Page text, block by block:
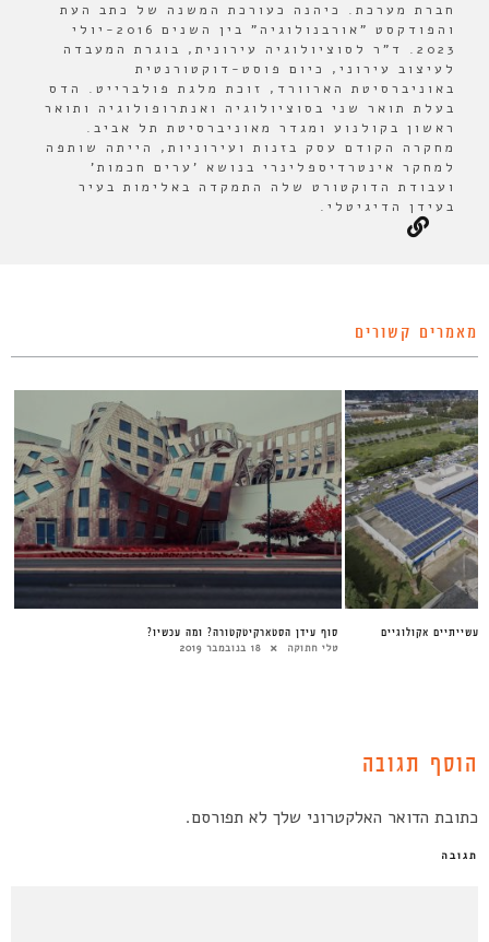
חברת מערכת. כיהנה כעורכת המשנה של כתב העת
והפודקסט "אורבנולוגיה" בין השנים 2016-יולי
2023. ד"ר לסוציולוגיה עירונית, בוגרת המעבדה
לעיצוב עירוני, כיום פוסט-דוקטורנטית
באוניברסיטת הארוורד, זוכת מלגת פולברייט. הדס
בעלת תואר שני בסוציולוגיה ואנתרופולוגיה ותואר
ראשון בקולנוע ומגדר מאוניברסיטת תל אביב.
מחקרה הקודם עסק בזנות ועירוניות, הייתה שותפה
למחקר אינטרדיספלינרי בנושא 'ערים חכמות'
ועבודת הדוקטורט שלה התמקדה באלימות בעיר
בעידן הדיגיטלי.
מאמרים קשורים
סוף עידן הסטארקיטקטורה? ומה עכשיו?
טלי חתוקה 18 בנובמבר 2019
אקולוגיים
הוסף תגובה
כתובת הדואר האלקטרוני שלך לא תפורסם.
תגובה